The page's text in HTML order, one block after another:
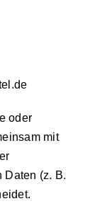
oder
mit
Daten (z. B.